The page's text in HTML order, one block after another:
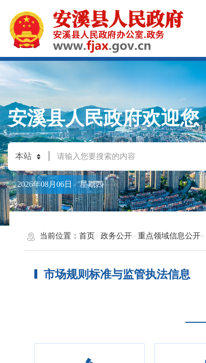
安溪县人民政府欢迎您
2026年08月06日 星期四
当前位置： 首页 政务公开 重点领域信息公开
市场规则标准与监管执法信息